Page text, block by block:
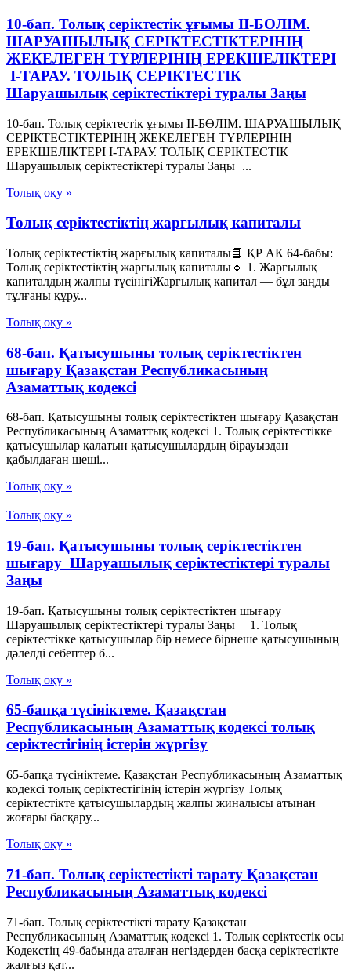
10-бап. Толық серiктестiк ұғымы II-БӨЛIМ.
ШАРУАШЫЛЫҚ СЕРIКТЕСТIКТЕРIНIҢ
ЖЕКЕЛЕГЕН ТҮРЛЕРIНIҢ ЕРЕКШЕЛIКТЕРI
I-ТАРАУ. ТОЛЫҚ СЕРIКТЕСТIК
Шаруашылық серіктестіктері туралы Заңы
10-бап. Толық серiктестiк ұғымы II-БӨЛIМ. ШАРУАШЫЛЫҚ
СЕРIКТЕСТIКТЕРIНIҢ ЖЕКЕЛЕГЕН ТҮРЛЕРIНIҢ
ЕРЕКШЕЛIКТЕРI I-ТАРАУ. ТОЛЫҚ СЕРIКТЕСТIК
Шаруашылық серіктестіктері туралы Заңы ...
Толық оқу »
Толық серіктестіктің жарғылық капиталы
Толық серіктестіктің жарғылық капиталы📘 ҚР АК 64-бабы:
Толық серіктестіктің жарғылық капиталы🔹 1. Жарғылық
капиталдың жалпы түсінігіЖарғылық капитал — бұл заңды
тұлғаны құру...
Толық оқу »
68-бап. Қатысушыны толық серiктестiктен
шығару Қазақстан Республикасының
Азаматтық кодексi
68-бап. Қатысушыны толық серiктестiктен шығару Қазақстан
Республикасының Азаматтық кодексi 1. Толық серiктестiкке
қатысушылар қалатын қатысушылардың бiрауыздан
қабылдаған шешi...
Толық оқу »
Толық оқу »
19-бап. Қатысушыны толық серiктестiктен
шығару Шаруашылық серіктестіктері туралы
Заңы
19-бап. Қатысушыны толық серiктестiктен шығару
Шаруашылық серіктестіктері туралы Заңы 1. Толық
серiктестiкке қатысушылар бiр немесе бiрнеше қатысушының
дәлелдi себептер б...
Толық оқу »
65-бапқа түсініктеме. Қазақстан
Республикасының Азаматтық кодексі толық
серіктестігінің істерін жүргізу
65-бапқа түсініктеме. Қазақстан Республикасының Азаматтық
кодексі толық серіктестігінің істерін жүргізу Толық
серіктестікте қатысушылардың жалпы жиналысы атынан
жоғары басқару...
Толық оқу »
71-бап. Толық серiктестiктi тарату Қазақстан
Республикасының Азаматтық кодексi
71-бап. Толық серiктестiктi тарату Қазақстан
Республикасының Азаматтық кодексi 1. Толық серiктестiк осы
Кодекстiң 49-бабында аталған негiздерден басқа серiктестiкте
жалғыз қат...